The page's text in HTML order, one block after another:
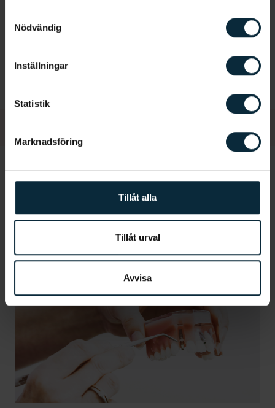
Nödvändig
Inställningar
Statistik
Marknadsföring
Tillåt alla
Tillåt urval
Avvisa
Läs vidare